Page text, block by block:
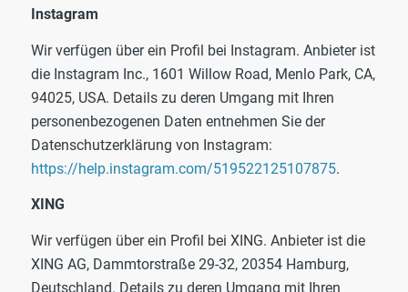
Instagram
Wir verfügen über ein Profil bei Instagram. Anbieter ist
die Instagram Inc., 1601 Willow Road, Menlo Park, CA,
94025, USA. Details zu deren Umgang mit Ihren
personenbezogenen Daten entnehmen Sie der
Datenschutzerklärung von Instagram:
https://help.instagram.com/519522125107875.
XING
Wir verfügen über ein Profil bei XING. Anbieter ist die
XING AG, Dammtorstraße 29-32, 20354 Hamburg,
Deutschland. Details zu deren Umgang mit Ihren